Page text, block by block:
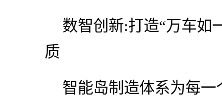
数智创新:打造“万车如
质
智能岛制造体系为每